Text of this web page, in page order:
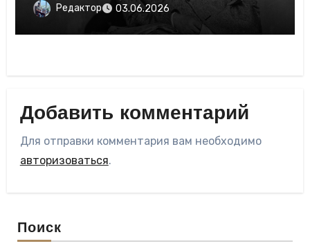
Редактор 03.06.2026
Добавить комментарий
Для отправки комментария вам необходимо
авторизоваться.
Поиск